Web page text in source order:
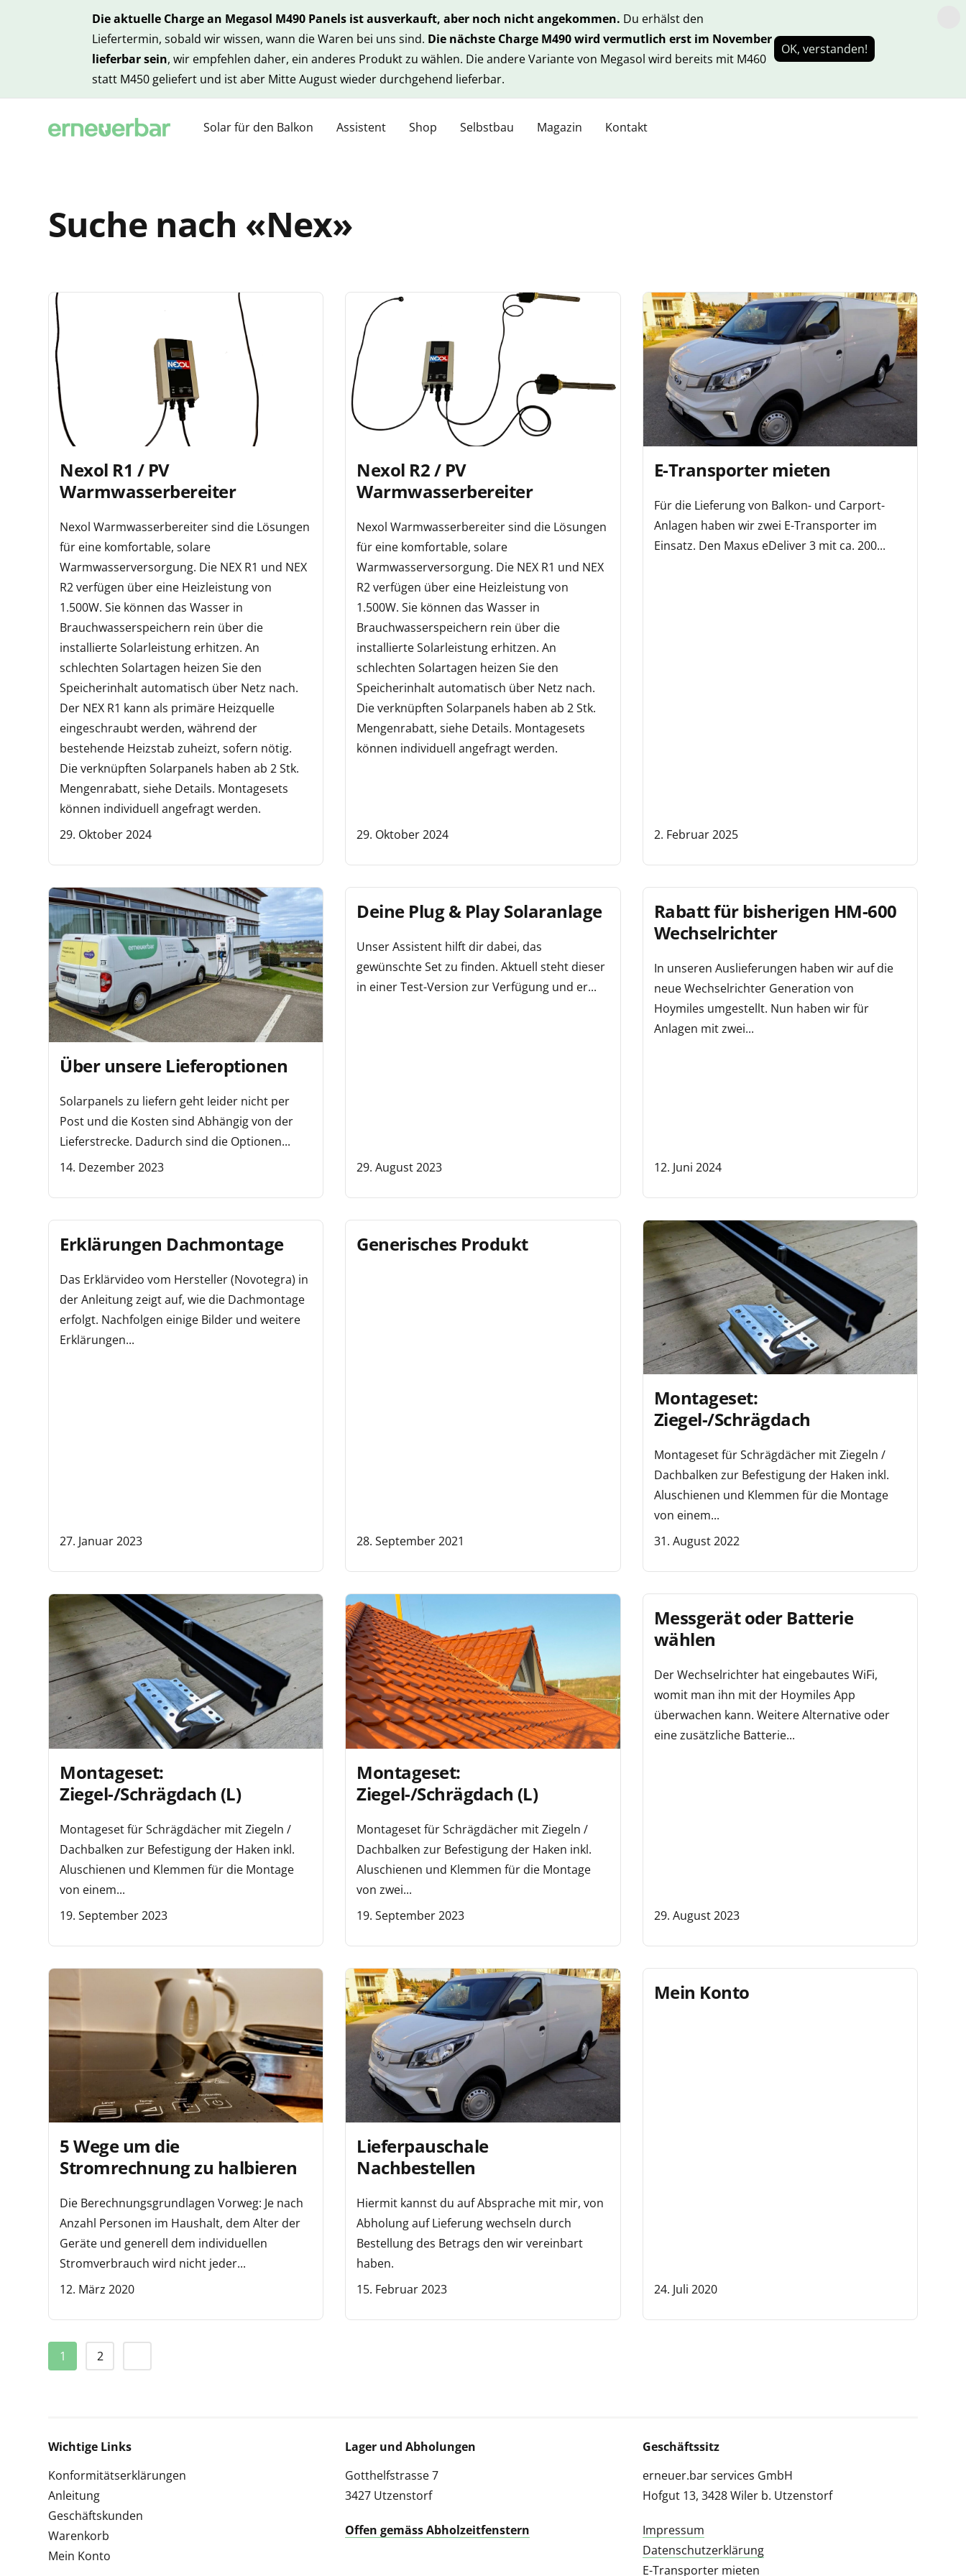
Die aktuelle Charge an Megasol M490 Panels ist ausverkauft, aber noch nicht angekommen. Du erhälst den
Liefertermin, sobald wir wissen, wann die Waren bei uns sind. Die nächste Charge M490 wird vermutlich erst im November
lieferbar sein, wir empfehlen daher, ein anderes Produkt zu wählen. Die andere Variante von Megasol wird bereits mit M460
statt M450 geliefert und ist aber Mitte August wieder durchgehend lieferbar.
OK, verstanden!
Solar für den Balkon Assistent Shop Selbstbau Magazin Kontakt
Suche nach «Nex»
Nexol R1 / PV
Warmwasserbereiter
Nexol Warmwasserbereiter sind die Lösungen
für eine komfortable, solare
Warmwasserversorgung. Die NEX R1 und NEX
R2 verfügen über eine Heizleistung von
1.500W. Sie können das Wasser in
Brauchwasserspeichern rein über die
installierte Solarleistung erhitzen. An
schlechten Solartagen heizen Sie den
Speicherinhalt automatisch über Netz nach.
Der NEX R1 kann als primäre Heizquelle
eingeschraubt werden, während der
bestehende Heizstab zuheizt, sofern nötig.
Die verknüpften Solarpanels haben ab 2 Stk.
Mengenrabatt, siehe Details. Montagesets
können individuell angefragt werden.
29. Oktober 2024
Nexol R2 / PV
Warmwasserbereiter
Nexol Warmwasserbereiter sind die Lösungen
für eine komfortable, solare
Warmwasserversorgung. Die NEX R1 und NEX
R2 verfügen über eine Heizleistung von
1.500W. Sie können das Wasser in
Brauchwasserspeichern rein über die
installierte Solarleistung erhitzen. An
schlechten Solartagen heizen Sie den
Speicherinhalt automatisch über Netz nach.
Die verknüpften Solarpanels haben ab 2 Stk.
Mengenrabatt, siehe Details. Montagesets
können individuell angefragt werden.
29. Oktober 2024
E-Transporter mieten
Für die Lieferung von Balkon- und Carport-
Anlagen haben wir zwei E-Transporter im
Einsatz. Den Maxus eDeliver 3 mit ca. 200...
2. Februar 2025
Über unsere Lieferoptionen
Solarpanels zu liefern geht leider nicht per
Post und die Kosten sind Abhängig von der
Lieferstrecke. Dadurch sind die Optionen...
14. Dezember 2023
Deine Plug & Play Solaranlage
Unser Assistent hilft dir dabei, das
gewünschte Set zu finden. Aktuell steht dieser
in einer Test-Version zur Verfügung und er...
29. August 2023
Rabatt für bisherigen HM-600
Wechselrichter
In unseren Auslieferungen haben wir auf die
neue Wechselrichter Generation von
Hoymiles umgestellt. Nun haben wir für
Anlagen mit zwei...
12. Juni 2024
Erklärungen Dachmontage
Das Erklärvideo vom Hersteller (Novotegra) in
der Anleitung zeigt auf, wie die Dachmontage
erfolgt. Nachfolgen einige Bilder und weitere
Erklärungen...
27. Januar 2023
Generisches Produkt
28. September 2021
Montageset:
Ziegel-/Schrägdach
Montageset für Schrägdächer mit Ziegeln /
Dachbalken zur Befestigung der Haken inkl.
Aluschienen und Klemmen für die Montage
von einem...
31. August 2022
Montageset:
Ziegel-/Schrägdach (L)
Montageset für Schrägdächer mit Ziegeln /
Dachbalken zur Befestigung der Haken inkl.
Aluschienen und Klemmen für die Montage
von einem...
19. September 2023
Montageset:
Ziegel-/Schrägdach (L)
Montageset für Schrägdächer mit Ziegeln /
Dachbalken zur Befestigung der Haken inkl.
Aluschienen und Klemmen für die Montage
von zwei...
19. September 2023
Messgerät oder Batterie
wählen
Der Wechselrichter hat eingebautes WiFi,
womit man ihn mit der Hoymiles App
überwachen kann. Weitere Alternative oder
eine zusätzliche Batterie...
29. August 2023
5 Wege um die
Stromrechnung zu halbieren
Die Berechnungsgrundlagen Vorweg: Je nach
Anzahl Personen im Haushalt, dem Alter der
Geräte und generell dem individuellen
Stromverbrauch wird nicht jeder...
12. März 2020
Lieferpauschale
Nachbestellen
Hiermit kannst du auf Absprache mit mir, von
Abholung auf Lieferung wechseln durch
Bestellung des Betrags den wir vereinbart
haben.
15. Februar 2023
Mein Konto
24. Juli 2020
1 2
Wichtige Links
Konformitätserklärungen
Anleitung
Geschäftskunden
Warenkorb
Mein Konto
Lager und Abholungen
Gotthelfstrasse 7
3427 Utzenstorf
Offen gemäss Abholzeitfenstern
Geschäftssitz
erneuer.bar services GmbH
Hofgut 13, 3428 Wiler b. Utzenstorf
Impressum
Datenschutzerklärung
E-Transporter mieten